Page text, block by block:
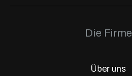
Die Firme
Über uns